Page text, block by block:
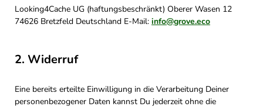
Looking4Cache UG (haftungsbeschränkt) Oberer Wasen 12
74626 Bretzfeld Deutschland E-Mail: info@grove.eco
2. Widerruf
Eine bereits erteilte Einwilligung in die Verarbeitung Deiner
personenbezogener Daten kannst Du jederzeit ohne die